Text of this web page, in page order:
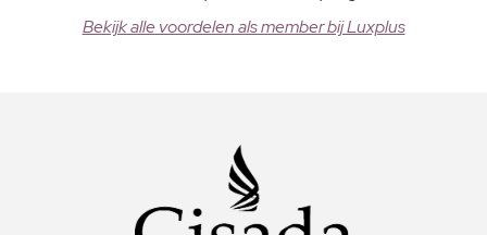
Bekijk alle voordelen als member bij Luxplus